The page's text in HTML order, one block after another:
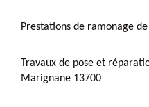
Prestations de ramonage
Travaux de pose et
Marignane 13700